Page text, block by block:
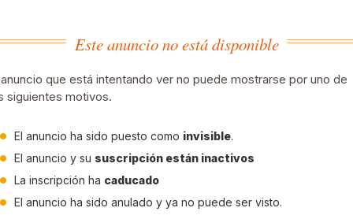
Este anuncio no está disponible
que está intentando ver no puede mostrarse por uno de
siguientes motivos.
El anuncio ha sido puesto como invisible.
El anuncio y su suscripción están inactivos
La inscripción ha caducado
El anuncio ha sido anulado y ya no puede ser visto.